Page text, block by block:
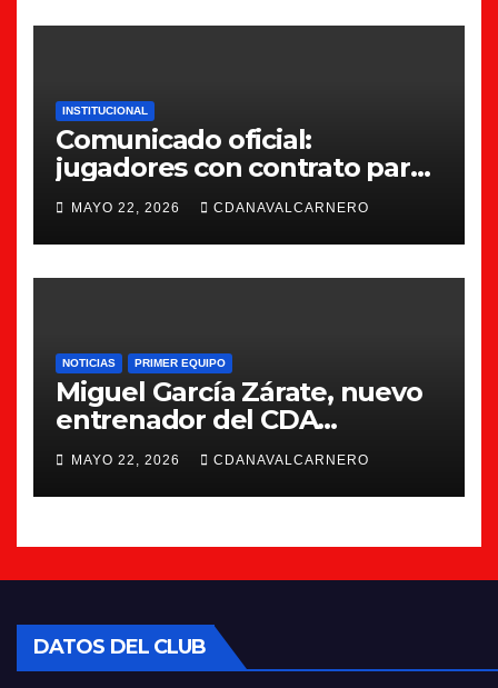
INSTITUCIONAL
Comunicado oficial:
jugadores con contrato para
la 26/27
MAYO 22, 2026 CDANAVALCARNERO
NOTICIAS PRIMER EQUIPO
Miguel García Zárate, nuevo
entrenador del CDA
Navalcarnero
MAYO 22, 2026 CDANAVALCARNERO
DATOS DEL CLUB